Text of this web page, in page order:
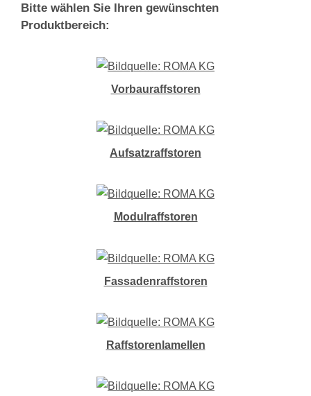
Bitte wählen Sie Ihren gewünschten
Produktbereich:
Vorbauraffstoren
Aufsatzraffstoren
Modulraffstoren
Fassadenraffstoren
Raffstorenlamellen